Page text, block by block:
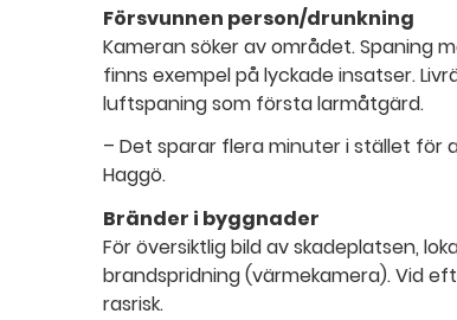
Försvunnen person/drunkning
Kameran söker av området. Spaning
finns exempel på lyckade insatser.
luftspaning som första larmåtgärd.
– Det sparar flera minuter i stället för
Haggö.
Bränder i byggnader
För översiktlig bild av skadeplatsen,
brandspridning (värmekamera). Vid
rasrisk.